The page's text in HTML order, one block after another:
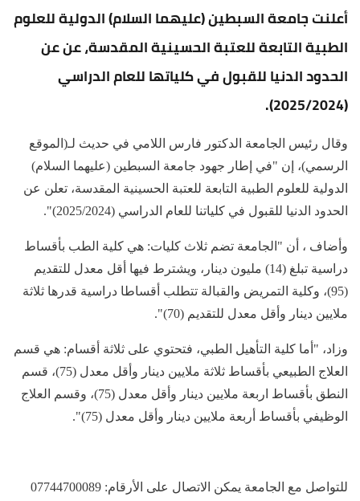
أعلنت جامعة السبطين (عليهما السلام) الدولية للعلوم
الطبية التابعة للعتبة الحسينية المقدسة، عن عن
الحدود الدنيا للقبول في كلياتها للعام الدراسي
(2025/2024).
وقال رئيس الجامعة الدكتور فارس اللامي في حديث لـ(الموقع
الرسمي)، إن "في إطار جهود جامعة السبطين (عليهما السلام)
الدولية للعلوم الطبية التابعة للعتبة الحسينية المقدسة، تعلن عن
الحدود الدنيا للقبول في كلياتنا للعام الدراسي (2025/2024)".
وأضاف ، أن "الجامعة تضم ثلاث كليات: هي كلية الطب بأقساط
دراسية تبلغ (14) مليون دينار، ويشترط فيها أقل معدل للتقديم
(95)، وكلية التمريض والقبالة تتطلب أقساطا دراسية قدرها ثلاثة
ملايين دينار وأقل معدل للتقديم (70)".
وزاد، "أما كلية التأهيل الطبي، فتحتوي على ثلاثة أقسام: هي قسم
العلاج الطبيعي بأقساط ثلاثة ملايين دينار وأقل معدل (75)، قسم
النطق بأقساط اربعة ملايين دينار وأقل معدل (75)، وقسم العلاج
الوظيفي بأقساط أربعة ملايين دينار وأقل معدل (75)".
للتواصل مع الجامعة يمكن الاتصال على الأرقام: 07744700089